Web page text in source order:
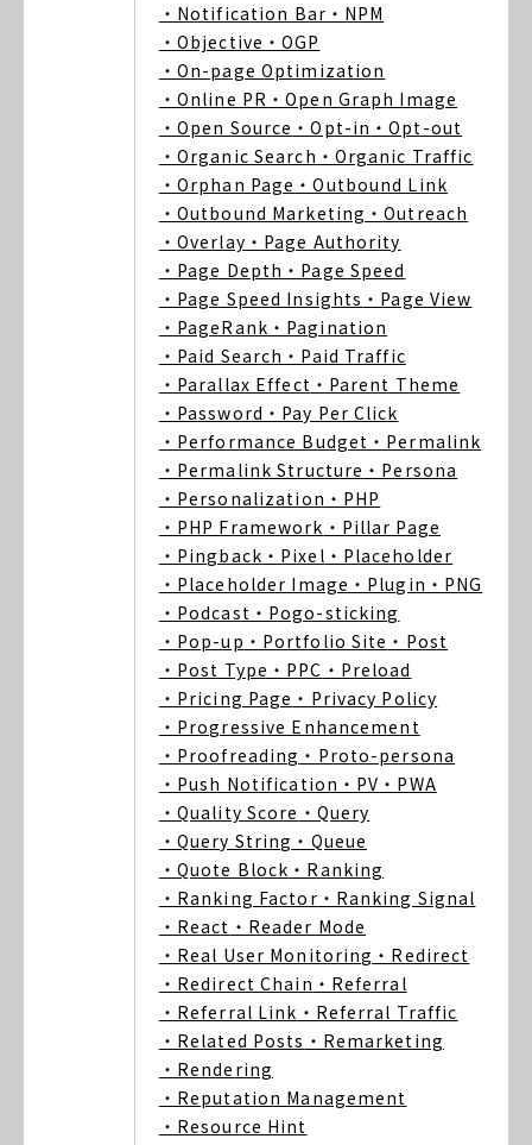
・Notification Bar ・NPM
・Objective ・OGP
・On-page Optimization
・Online PR ・Open Graph Image
・Open Source ・Opt-in ・Opt-out
・Organic Search ・Organic Traffic
・Orphan Page ・Outbound Link
・Outbound Marketing ・Outreach
・Overlay ・Page Authority
・Page Depth ・Page Speed
・Page Speed Insights ・Page View
・PageRank ・Pagination
・Paid Search ・Paid Traffic
・Parallax Effect ・Parent Theme
・Password ・Pay Per Click
・Performance Budget ・Permalink
・Permalink Structure ・Persona
・Personalization ・PHP
・PHP Framework ・Pillar Page
・Pingback ・Pixel ・Placeholder
・Placeholder Image ・Plugin ・PNG
・Podcast ・Pogo-sticking
・Pop-up ・Portfolio Site ・Post
・Post Type ・PPC ・Preload
・Pricing Page ・Privacy Policy
・Progressive Enhancement
・Proofreading ・Proto-persona
・Push Notification ・PV ・PWA
・Quality Score ・Query
・Query String ・Queue
・Quote Block ・Ranking
・Ranking Factor ・Ranking Signal
・React ・Reader Mode
・Real User Monitoring ・Redirect
・Redirect Chain ・Referral
・Referral Link ・Referral Traffic
・Related Posts ・Remarketing
・Rendering
・Reputation Management
・Resource Hint